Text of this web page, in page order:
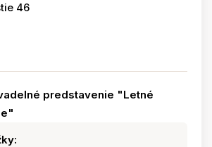
46
predstavenie "Letné